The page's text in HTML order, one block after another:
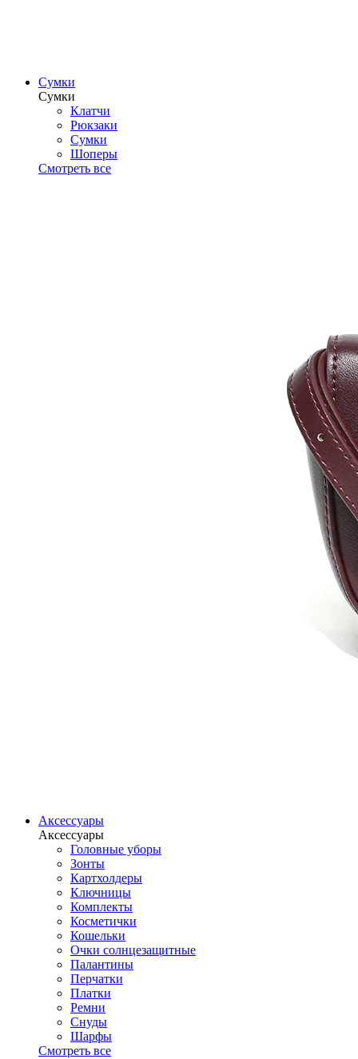
Сумки
Сумки
Клатчи
Рюкзаки
Сумки
Шоперы
Смотреть все
Аксессуары
Аксессуары
Головные уборы
Зонты
Картхолдеры
Ключницы
Комплекты
Косметички
Кошельки
Очки солнцезащитные
Палантины
Перчатки
Платки
Ремни
Снуды
Шарфы
Смотреть все